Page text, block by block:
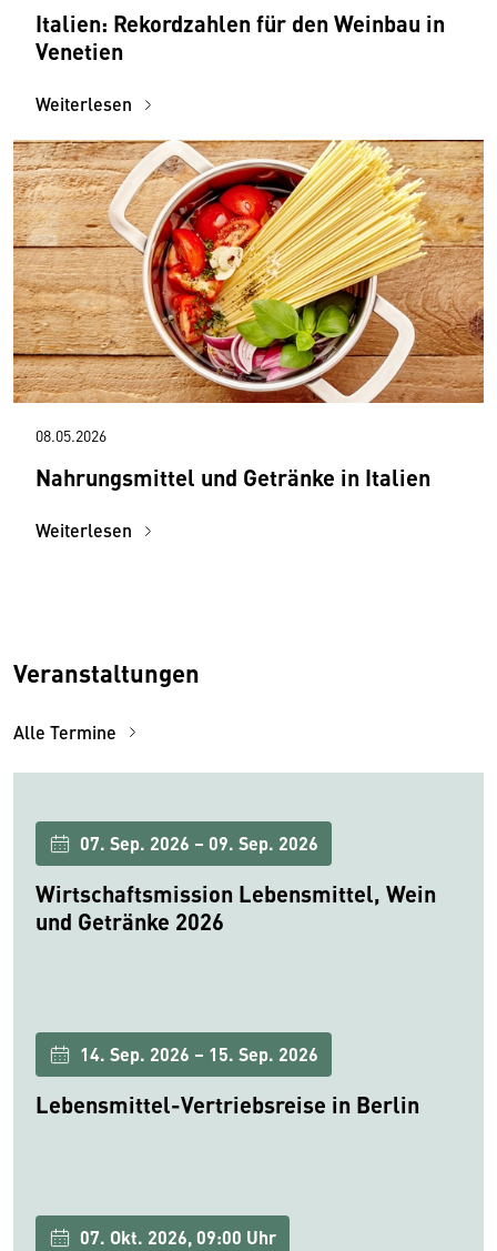
Italien: Rekordzahlen für den Weinbau in
Venetien
Weiterlesen
08.05.2026
Nahrungsmittel und Getränke in Italien
Weiterlesen
Veranstaltungen
Alle Termine
07. Sep. 2026 – 09. Sep. 2026
Wirtschaftsmission Lebensmittel, Wein
und Getränke 2026
14. Sep. 2026 – 15. Sep. 2026
Lebensmittel-Vertriebsreise in Berlin
07. Okt. 2026, 09:00 Uhr